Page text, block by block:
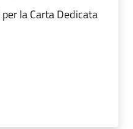
la Carta Dedicata